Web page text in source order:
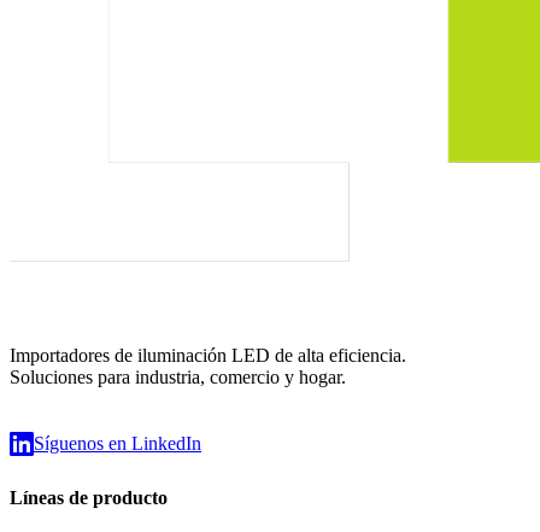
Importadores de iluminación LED de alta eficiencia.
Soluciones para industria, comercio y hogar.
Síguenos en LinkedIn
Líneas de producto